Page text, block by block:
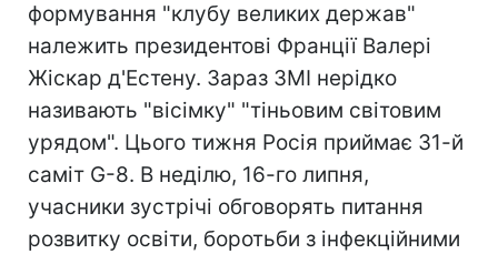
формування "клубу великих держав"
належить президентові Франції Валері
Жіскар д'Естену. Зараз ЗМІ нерідко
називають "вісімку" "тіньовим світовим
урядом". Цього тижня Росія приймає 31-й
саміт G-8. В неділю, 16-го липня,
учасники зустрічі обговорять питання
розвитку освіти, боротьби з інфекційними